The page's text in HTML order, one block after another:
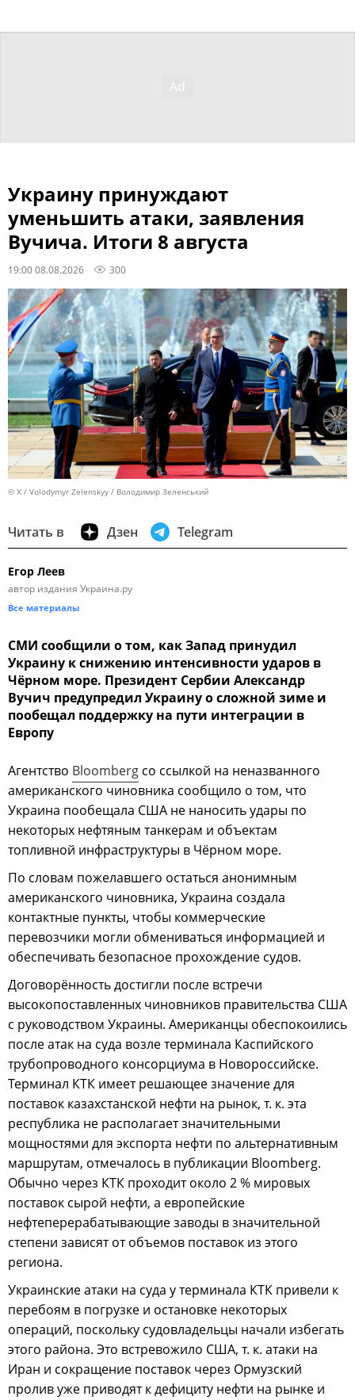
Украину принуждают
уменьшить атаки, заявления
Вучича. Итоги 8 августа
19:00 08.08.2026 300
© X / Volodymyr Zelenskyy / Володимир Зеленський
Читать в Дзен Telegram
Егор Леев
автор издания Украина.ру
Все материалы
СМИ сообщили о том, как Запад принудил
Украину к снижению интенсивности ударов в
Чёрном море. Президент Сербии Александр
Вучич предупредил Украину о сложной зиме и
пообещал поддержку на пути интеграции в
Европу
Агентство Bloomberg со ссылкой на неназванного
американского чиновника сообщило о том, что
Украина пообещала США не наносить удары по
некоторых нефтяным танкерам и объектам
топливной инфраструктуры в Чёрном море.
По словам пожелавшего остаться анонимным
американского чиновника, Украина создала
контактные пункты, чтобы коммерческие
перевозчики могли обмениваться информацией и
обеспечивать безопасное прохождение судов.
Договорённость достигли после встречи
высокопоставленных чиновников правительства США
с руководством Украины. Американцы обеспокоились
после атак на суда возле терминала Каспийского
трубопроводного консорциума в Новороссийске.
Терминал КТК имеет решающее значение для
поставок казахстанской нефти на рынок, т. к. эта
республика не располагает значительными
мощностями для экспорта нефти по альтернативным
маршрутам, отмечалось в публикации Bloomberg.
Обычно через КТК проходит около 2 % мировых
поставок сырой нефти, а европейские
нефтеперерабатывающие заводы в значительной
степени зависят от объемов поставок из этого
региона.
Украинские атаки на суда у терминала КТК привели к
перебоям в погрузке и остановке некоторых
операций, поскольку судовладельцы начали избегать
этого района. Это встревожило США, т. к. атаки на
Иран и сокращение поставок через Ормузский
пролив уже приводят к дефициту нефти на рынке и